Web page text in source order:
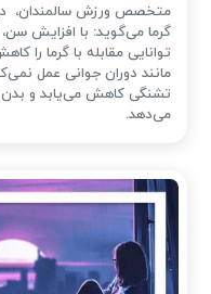
متخصص ورزش سالمندان،
گرما می‌گوید: با افزایش
توانایی مقابله با گرما
مانند دوران جوانی عمل
تشنگی کاهش می‌یابد و بدن
می‌دهد.